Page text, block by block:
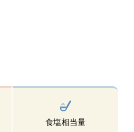
食塩相当量